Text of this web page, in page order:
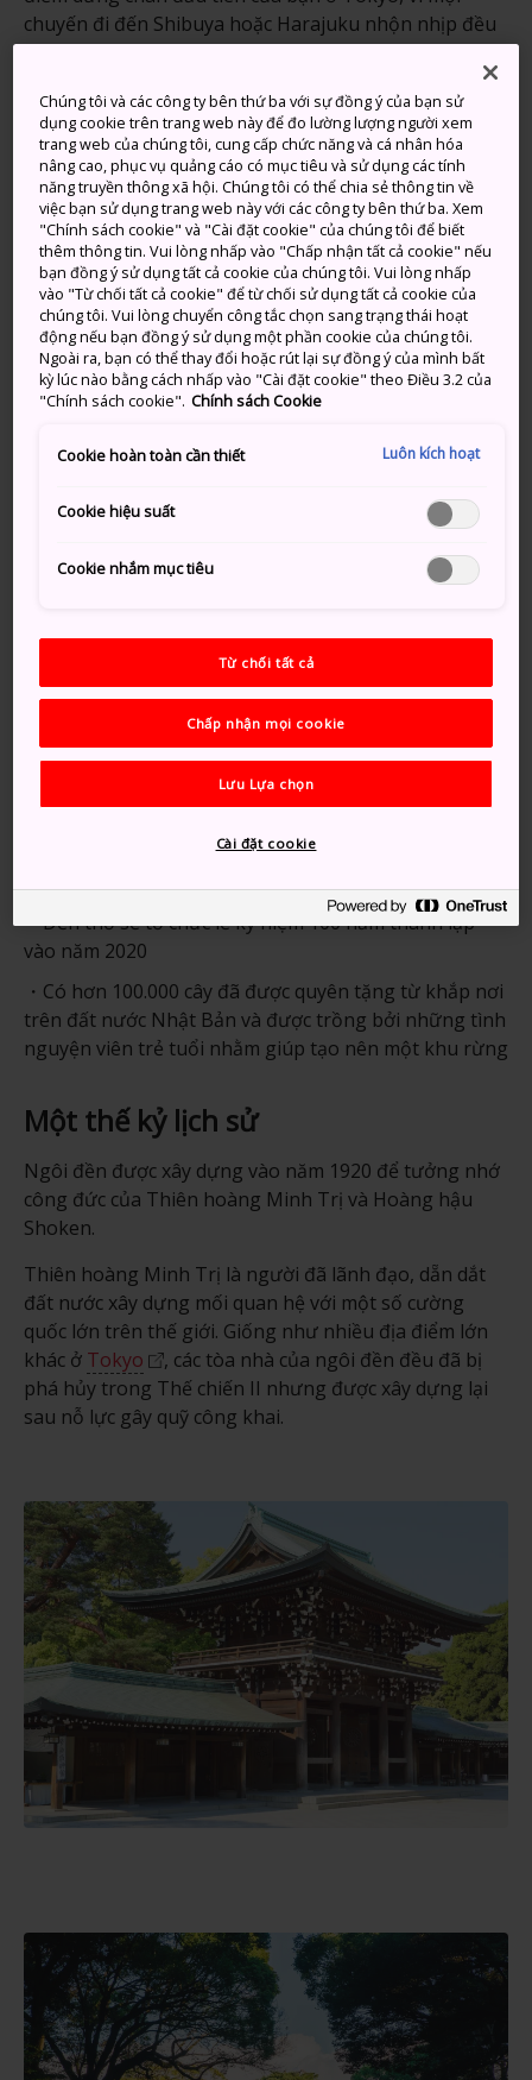
chuyến đi đến Shibuya hoặc Harajuku nhộn nhịp đều
ghép đôi phù hợp với chuyến đi bộ yên tĩnh dọc theo
con đường đông người qua lại dẫn đến điện thờ chính
của ngôi đền.
Đừng bỏ lỡ
Bảo tàng Meiji Jingu, chứa đầy các món đồ
từng được sử dụng hoặc có liên quan đến Thiên
hoàng Minh Trị và Hoàng hậu Shoken.
Vườn Nội, “địa điểm sở hữu sức mạnh” bị ẩn
giấu
Đại lễ hội Mùa xuân của ngôi đền được tổ
Meiji-jingu nằm cạnh Ga Harajuku và Ga Meiji-
jingumae.
Nếu đi bằng tàu JR, hãy đi Tuyến Yamanote đến Ga
Harajuku. Nếu đi tàu điện ngầm, hãy đi tuyến Chiyoda
hoặc tuyến Fukutoshin đến Meiji-jingumae. Đền thờ
Đền thờ sẽ tổ chức lễ kỷ niệm 100 năm thành lập
vào năm 2020
Có hơn 100.000 cây đã được quyên tặng từ khắp nơi
trên đất nước Nhật Bản và được trồng bởi những tình
nguyện viên trẻ tuổi nhằm giúp tạo nên một khu rừng
Một thế kỷ lịch sử
Ngôi đền được xây dựng vào năm 1920 để tưởng nhớ
công đức của Thiên hoàng Minh Trị và Hoàng hậu
Shoken.
Thiên hoàng Minh Trị là người đã lãnh đạo, dẵn dắt
đất nước xây dựng mối quan hệ với một số cường
quốc lớn trên thế giới. Giống như nhiều địa điểm lớn
khác ở Tokyo
, các tòa nhà của ngôi đền đều đã bị
phá hủy trong Thế chiến II nhưng được xây dựng lại
sau nỗ lực gây quỹ công khai.
Chúng tôi và các công ty bên thứ ba với sự đồng ý của bạn sử
dụng cookie trên trang web này để đo lường lượng người xem
trang web của chúng tôi, cung cấp chức năng và cá nhân hóa
nâng cao, phục vụ quảng cáo có mục tiêu và sử dụng các tính
năng truyền thông xã hội. Chúng tôi có thể chia sẻ thông tin về
việc bạn sử dụng trang web này với các công ty bên thứ ba. Xem
"Chính sách cookie" và "Cài đặt cookie" của chúng tôi để biết
thêm thông tin. Vui lòng nhấp vào "Chấp nhận tất cả cookie" nếu
bạn đồng ý sử dụng tất cả cookie của chúng tôi. Vui lòng nhấp
vào "Từ chối tất cả cookie" để từ chối sử dụng tất cả cookie của
chúng tôi. Vui lòng chuyển công tắc chọn sang trạng thái hoạt
động nếu bạn đồng ý sử dụng một phần cookie của chúng tôi.
Ngoài ra, bạn có thể thay đổi hoặc rút lại sự đồng ý của mình bất
kỳ lúc nào bằng cách nhấp vào "Cài đặt cookie" theo Điều 3.2 của
"Chính sách cookie". Chính sách Cookie
Cookie hoàn toàn cần thiết Luôn kích hoạt
Cookie hiệu suất
Cookie nhắm mục tiêu
Từ chối tất cả
Chấp nhận mọi cookie
Lưu Lựa chọn
Cài đặt cookie